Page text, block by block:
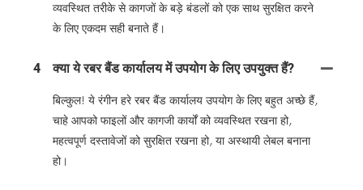
व्यवस्थित तरीके से कागजों के बड़े बंडलों को एक साथ सुरक्षित करने
के लिए एकदम सही बनाते हैं।
4 क्या ये रबर बैंड कार्यालय में उपयोग के लिए उपयुक्त हैं?
बिल्कुल! ये रंगीन हरे रबर बैंड कार्यालय उपयोग के लिए बहुत अच्छे हैं,
चाहे आपको फाइलों और कागजी कार्यों को व्यवस्थित रखना हो,
महत्वपूर्ण दस्तावेजों को सुरक्षित रखना हो, या अस्थायी लेबल बनाना
हो।